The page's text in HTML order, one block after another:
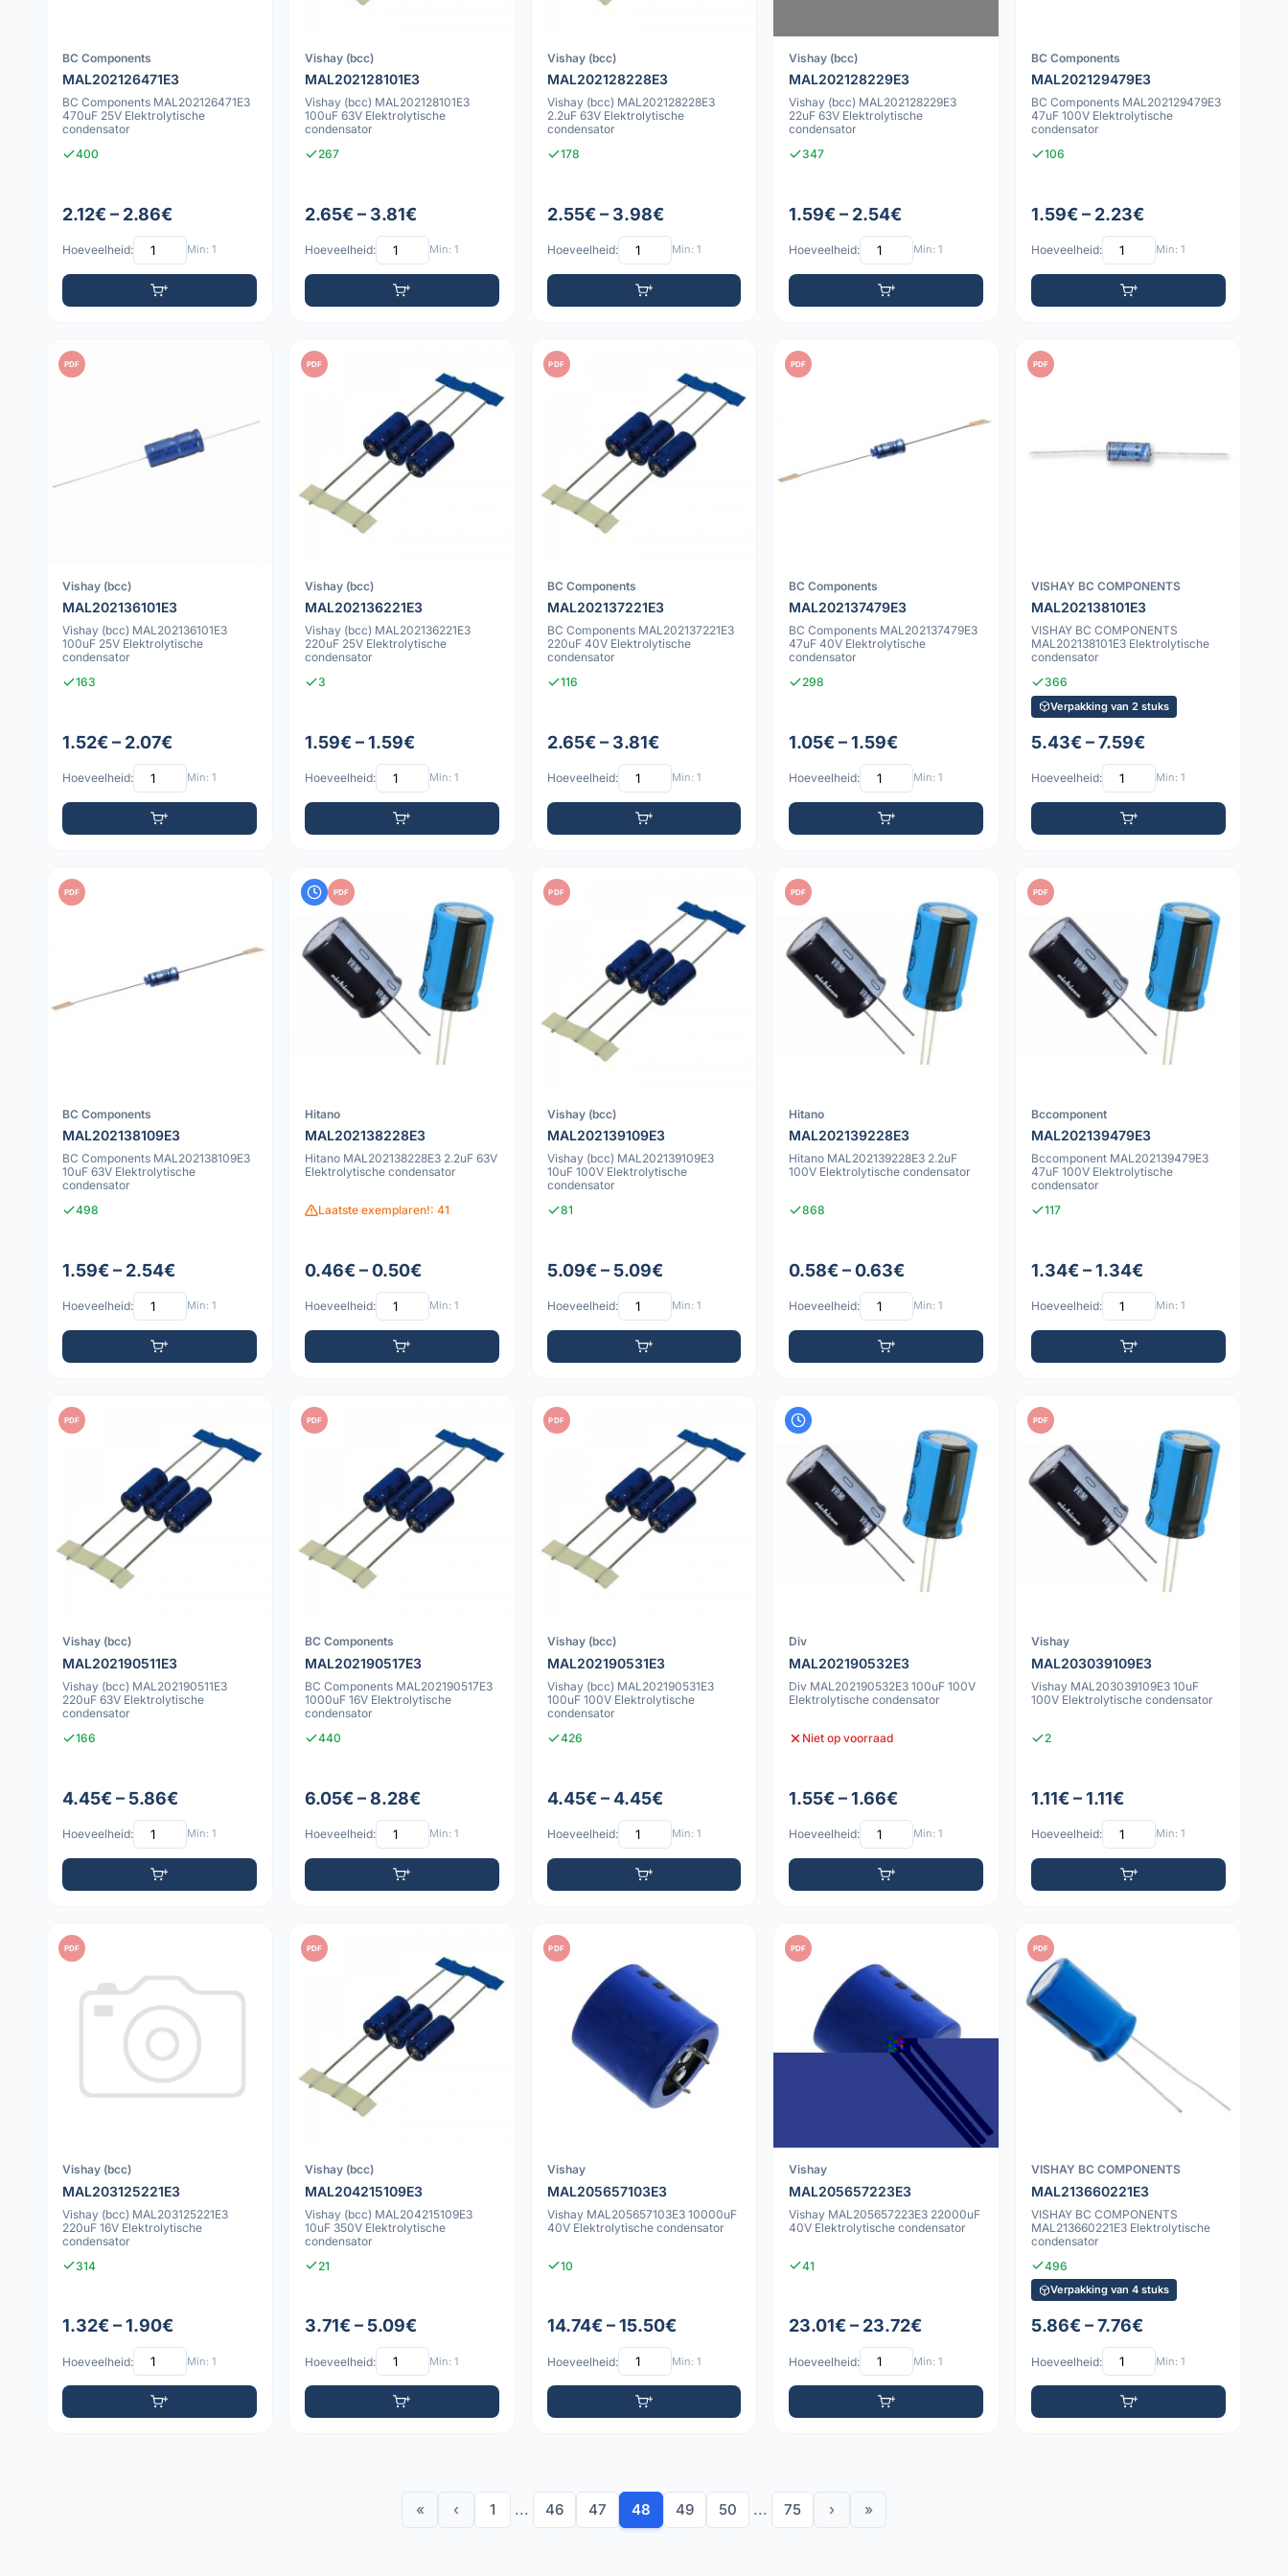
BC Components
MAL202126471E3
BC Components MAL202126471E3
470uF 25V Elektrolytische
condensator
400
2.12€ – 2.86€
Hoeveelheid: Min: 1
Vishay (bcc)
MAL202128101E3
Vishay (bcc) MAL202128101E3
100uF 63V Elektrolytische
condensator
267
2.65€ – 3.81€
Hoeveelheid: Min: 1
Vishay (bcc)
MAL202128228E3
Vishay (bcc) MAL202128228E3
2.2uF 63V Elektrolytische
condensator
178
2.55€ – 3.98€
Hoeveelheid: Min: 1
Vishay (bcc)
MAL202128229E3
Vishay (bcc) MAL202128229E3
22uF 63V Elektrolytische
condensator
347
1.59€ – 2.54€
Hoeveelheid: Min: 1
BC Components
MAL202129479E3
BC Components MAL202129479E3
47uF 100V Elektrolytische
condensator
106
1.59€ – 2.23€
Hoeveelheid: Min: 1
PDF
Vishay (bcc)
MAL202136101E3
Vishay (bcc) MAL202136101E3
100uF 25V Elektrolytische
condensator
163
1.52€ – 2.07€
Hoeveelheid: Min: 1
PDF
Vishay (bcc)
MAL202136221E3
Vishay (bcc) MAL202136221E3
220uF 25V Elektrolytische
condensator
3
1.59€ – 1.59€
Hoeveelheid: Min: 1
PDF
BC Components
MAL202137221E3
BC Components MAL202137221E3
220uF 40V Elektrolytische
condensator
116
2.65€ – 3.81€
Hoeveelheid: Min: 1
PDF
BC Components
MAL202137479E3
BC Components MAL202137479E3
47uF 40V Elektrolytische
condensator
298
1.05€ – 1.59€
Hoeveelheid: Min: 1
PDF
VISHAY BC COMPONENTS
MAL202138101E3
VISHAY BC COMPONENTS
MAL202138101E3 Elektrolytische
condensator
366
Verpakking van 2 stuks
5.43€ – 7.59€
Hoeveelheid: Min: 1
PDF
BC Components
MAL202138109E3
BC Components MAL202138109E3
10uF 63V Elektrolytische
condensator
498
1.59€ – 2.54€
Hoeveelheid: Min: 1
PDF
Hitano
MAL202138228E3
Hitano MAL202138228E3 2.2uF 63V
Elektrolytische condensator
Laatste exemplaren!: 41
0.46€ – 0.50€
Hoeveelheid: Min: 1
PDF
Vishay (bcc)
MAL202139109E3
Vishay (bcc) MAL202139109E3
10uF 100V Elektrolytische
condensator
81
5.09€ – 5.09€
Hoeveelheid: Min: 1
PDF
Hitano
MAL202139228E3
Hitano MAL202139228E3 2.2uF
100V Elektrolytische condensator
868
0.58€ – 0.63€
Hoeveelheid: Min: 1
PDF
Bccomponent
MAL202139479E3
Bccomponent MAL202139479E3
47uF 100V Elektrolytische
condensator
117
1.34€ – 1.34€
Hoeveelheid: Min: 1
PDF
Vishay (bcc)
MAL202190511E3
Vishay (bcc) MAL202190511E3
220uF 63V Elektrolytische
condensator
166
4.45€ – 5.86€
Hoeveelheid: Min: 1
PDF
BC Components
MAL202190517E3
BC Components MAL202190517E3
1000uF 16V Elektrolytische
condensator
440
6.05€ – 8.28€
Hoeveelheid: Min: 1
PDF
Vishay (bcc)
MAL202190531E3
Vishay (bcc) MAL202190531E3
100uF 100V Elektrolytische
condensator
426
4.45€ – 4.45€
Hoeveelheid: Min: 1
Div
MAL202190532E3
Div MAL202190532E3 100uF 100V
Elektrolytische condensator
Niet op voorraad
1.55€ – 1.66€
Hoeveelheid: Min: 1
PDF
Vishay
MAL203039109E3
Vishay MAL203039109E3 10uF
100V Elektrolytische condensator
2
1.11€ – 1.11€
Hoeveelheid: Min: 1
PDF
Vishay (bcc)
MAL203125221E3
Vishay (bcc) MAL203125221E3
220uF 16V Elektrolytische
condensator
314
1.32€ – 1.90€
Hoeveelheid: Min: 1
PDF
Vishay (bcc)
MAL204215109E3
Vishay (bcc) MAL204215109E3
10uF 350V Elektrolytische
condensator
21
3.71€ – 5.09€
Hoeveelheid: Min: 1
PDF
Vishay
MAL205657103E3
Vishay MAL205657103E3 10000uF
40V Elektrolytische condensator
10
14.74€ – 15.50€
Hoeveelheid: Min: 1
PDF
Vishay
MAL205657223E3
Vishay MAL205657223E3 22000uF
40V Elektrolytische condensator
41
23.01€ – 23.72€
Hoeveelheid: Min: 1
PDF
VISHAY BC COMPONENTS
MAL213660221E3
VISHAY BC COMPONENTS
MAL213660221E3 Elektrolytische
condensator
496
Verpakking van 4 stuks
5.86€ – 7.76€
Hoeveelheid: Min: 1
« ‹ 1 ... 46 47 48 49 50 ... 75 › »